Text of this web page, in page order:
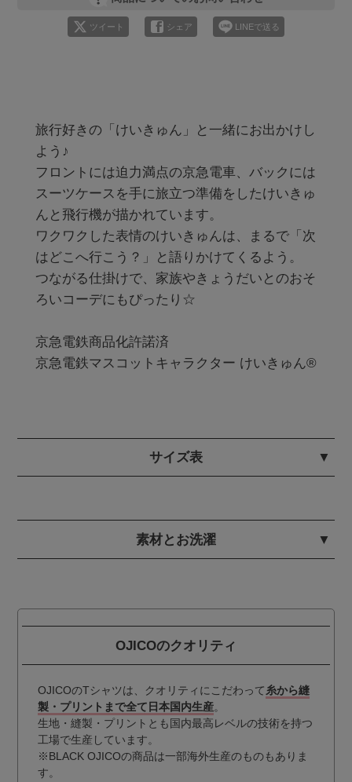
ツイート シェア LINEで送る
旅行好きの「けいきゅん」と一緒にお出かけし
よう♪
フロントには迫力満点の京急電車、バックには
スーツケースを手に旅立つ準備をしたけいきゅ
んと飛行機が描かれています。
ワクワクした表情のけいきゅんは、まるで「次
はどこへ行こう？」と語りかけてくるよう。
つながる仕掛けで、家族やきょうだいとのおそ
ろいコーデにもぴったり☆
京急電鉄商品化許諾済
京急電鉄マスコットキャラクター けいきゅん®︎
サイズ表
素材とお洗濯
OJICOのクオリティ
OJICOのTシャツは、クオリティにこだわって 糸から縫
製・プリントまで全て日本国内生産。
生地・縫製・プリントとも国内最高レベルの技術を持つ
工場で生産しています。
※BLACK OJICOの商品は一部海外生産のものもありま
す。